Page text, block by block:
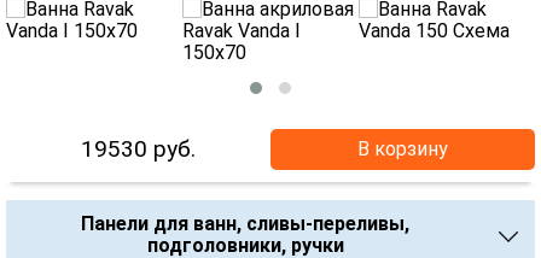
19530 руб. В корзину
Панели для ванн, сливы-переливы,
подголовники, ручки